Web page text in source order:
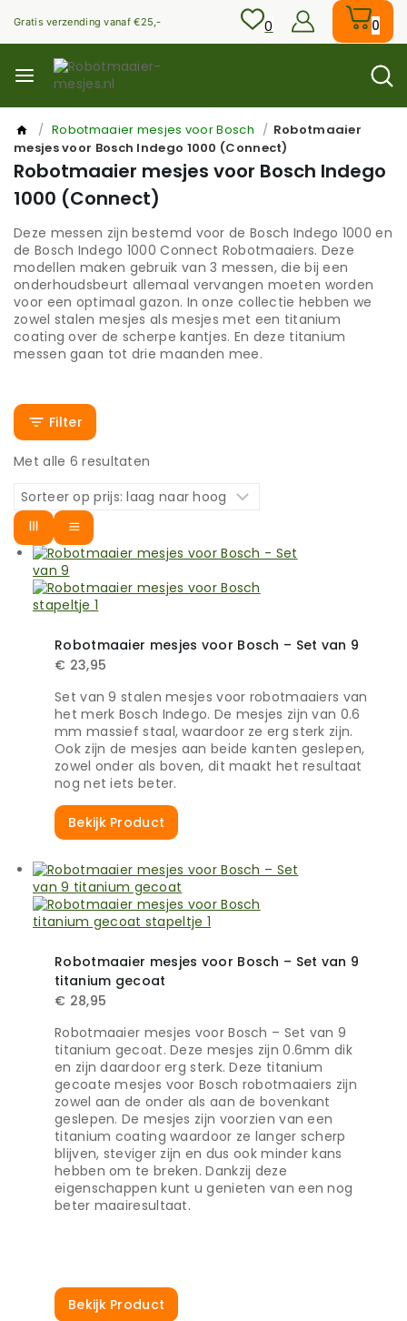
content
Gratis verzending vanaf €25,- 0 0
/ Robotmaaier mesjes voor Bosch / Robotmaaier
mesjes voor Bosch Indego 1000 (Connect)
Robotmaaier mesjes voor Bosch Indego
1000 (Connect)
Deze messen zijn bestemd voor de Bosch Indego 1000 en
de Bosch Indego 1000 Connect Robotmaaiers. Deze
modellen maken gebruik van 3 messen, die bij een
onderhoudsbeurt allemaal vervangen moeten worden
voor een optimaal gazon. In onze collectie hebben we
zowel stalen mesjes als mesjes met een titanium
coating over de scherpe kantjes. En deze titanium
messen gaan tot drie maanden mee.
Filter
Met alle 6 resultaten
Robotmaaier mesjes voor Bosch – Set van 9
€ 23,95
Set van 9 stalen mesjes voor robotmaaiers van
het merk Bosch Indego. De mesjes zijn van 0.6
mm massief staal, waardoor ze erg sterk zijn.
Ook zijn de mesjes aan beide kanten geslepen,
zowel onder als boven, dit maakt het resultaat
nog net iets beter.
Bekijk Product
Robotmaaier mesjes voor Bosch – Set van 9
titanium gecoat
€ 28,95
Robotmaaier mesjes voor Bosch – Set van 9
titanium gecoat. Deze mesjes zijn 0.6mm dik
en zijn daardoor erg sterk. Deze titanium
gecoate mesjes voor Bosch robotmaaiers zijn
zowel aan de onder als aan de bovenkant
geslepen. De mesjes zijn voorzien van een
titanium coating waardoor ze langer scherp
blijven, steviger zijn en dus ook minder kans
hebben om te breken. Dankzij deze
eigenschappen kunt u genieten van een nog
beter maairesultaat.
Bekijk Product